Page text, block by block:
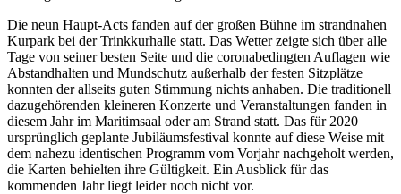
Die neun Haupt-Acts fanden auf der großen Bühne im strandnahen
Kurpark bei der Trinkkurhalle statt. Das Wetter zeigte sich über alle
Tage von seiner besten Seite und die coronabedingten Auflagen wie
Abstandhalten und Mundschutz außerhalb der festen Sitzplätze
konnten der allseits guten Stimmung nichts anhaben. Die traditionell
dazugehörenden kleineren Konzerte und Veranstaltungen fanden in
diesem Jahr im Maritimsaal oder am Strand statt. Das für 2020
ursprünglich geplante Jubiläumsfestival konnte auf diese Weise mit
dem nahezu identischen Programm vom Vorjahr nachgeholt werden,
die Karten behielten ihre Gültigkeit. Ein Ausblick für das
kommenden Jahr liegt leider noch nicht vor.